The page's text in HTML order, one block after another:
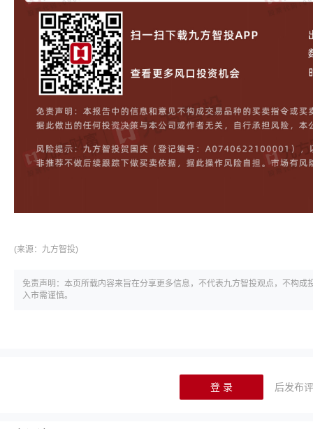
(来源： 九方智投)
免责声明：本页所载内容来旨在分享更多信息，不代表九方智投观点，不构
入市需谨慎。
登 录 后发布